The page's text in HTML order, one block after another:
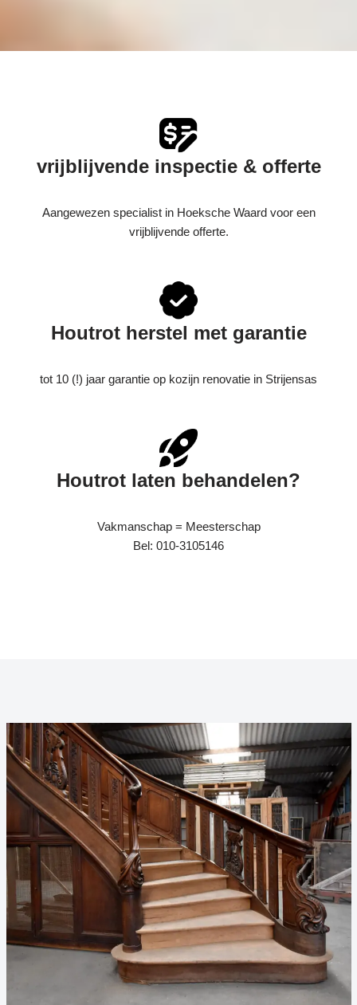
vrijblijvende inspectie & offerte
Aangewezen specialist in Hoeksche Waard voor een
vrijblijvende offerte.
Houtrot herstel met garantie
tot 10 (!) jaar garantie op kozijn renovatie in Strijensas
Houtrot laten behandelen?
Vakmanschap = Meesterschap
Bel: 010-3105146